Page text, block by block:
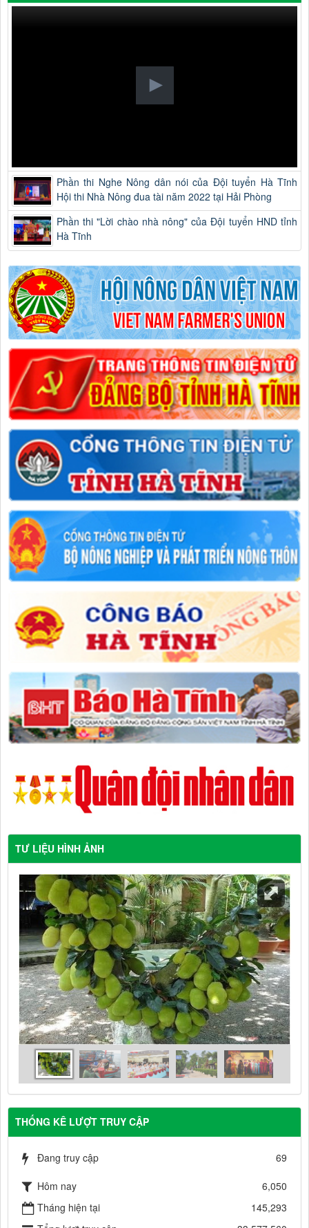
Phần thi Nghe Nông dân nói của Đội tuyển Hà Tĩnh
Hội thi Nhà Nông đua tài năm 2022 tại Hải Phòng
Phần thi "Lời chào nhà nông" của Đội tuyển HND tỉnh
Hà Tĩnh
TƯ LIỆU HÌNH ẢNH
THỐNG KÊ LƯỢT TRUY CẬP
Đang truy cập 69
Hôm nay
6,050
Tháng hiện tại
145,293